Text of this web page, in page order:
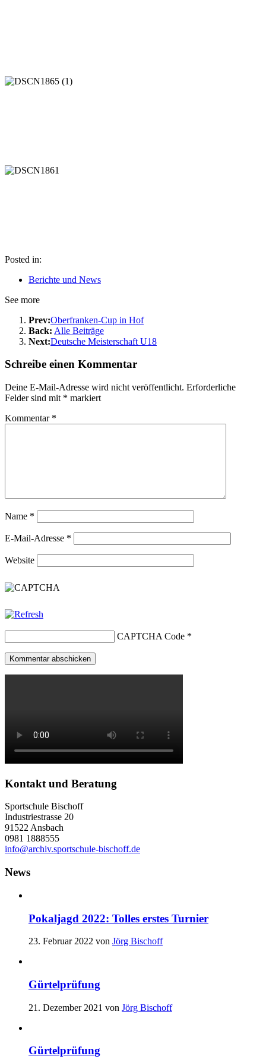
Posted in:
Berichte und News
See more
Prev:Oberfranken-Cup in Hof
Back: Alle Beiträge
Next:Deutsche Meisterschaft U18
Schreibe einen Kommentar
Deine E-Mail-Adresse wird nicht veröffentlicht. Erforderliche
Felder sind mit * markiert
Kommentar *
Name *
E-Mail-Adresse *
Website
CAPTCHA Code *
Kontakt und Beratung
Sportschule Bischoff
Industriestrasse 20
91522 Ansbach
0981 1888555
info@archiv.sportschule-bischoff.de
News
Pokaljagd 2022: Tolles erstes Turnier
23. Februar 2022 von Jörg Bischoff
Gürtelprüfung
21. Dezember 2021 von Jörg Bischoff
Gürtelprüfung